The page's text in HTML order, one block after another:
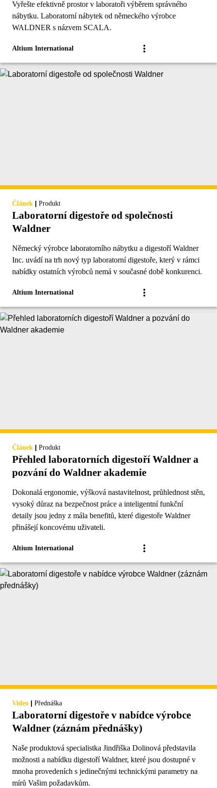
Vyřešte efektivně prostor v laboratoři výběrem správného
nábytku. Laboratorní nábytek od německého výrobce
WALDNER s názvem SCALA.
Altium International
Článek | Produkt
Laboratorní digestoře od společnosti
Waldner
Německý výrobce laboratorního nábytku a digestoří Waldner
Inc. uvádí na trh nový typ laboratorní digestoře, který v rámci
nabídky ostatních výrobců nemá v současné době konkurenci.
Altium International
Článek | Produkt
Přehled laboratorních digestoří Waldner a
pozvání do Waldner akademie
Dokonalá ergonomie, výšková nastavitelnost, průhlednost stěn,
vysoký důraz na bezpečnost práce a inteligentní funkční
detaily jsou jedny z mála benefitů, které digestoře Waldner
přinášejí koncovému uživateli.
Altium International
Video | Přednáška
Laboratorní digestoře v nabídce výrobce
Waldner (záznám přednášky)
Naše produktová specialistka Jindřiška Dolinová představila
možnosti a nabídku digestoří Waldner, které jsou dostupné v
mnoha provedeních s jedinečnými technickými parametry na
mírů Vašim požadavkům.